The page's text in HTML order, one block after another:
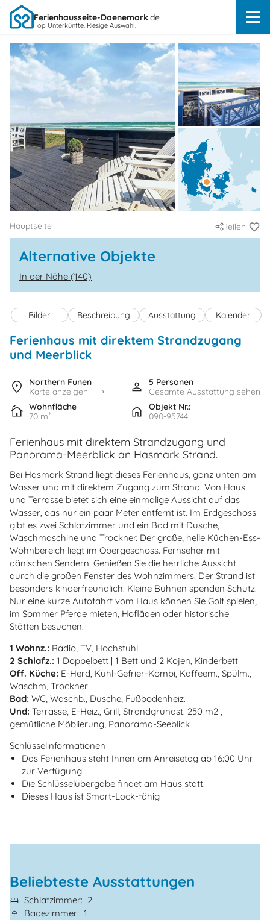
Ferienhausseite-Daenemark.de
Top Unterkünfte. Riesige Auswahl.
Hauptseite Teilen
Alternative Objekte
In der Nähe (140)
Bilder Beschreibung Ausstattung Kalender
Ferienhaus mit direktem Strandzugang
und Meerblick
Northern Funen
Karte anzeigen
5 Personen
Gesamte Ausstattung sehen
Wohnfläche
70 m²
Objekt Nr.:
090-95744
Ferienhaus mit direktem Strandzugang und
Panorama-Meerblick an Hasmark Strand.
Bei Hasmark Strand liegt dieses Ferienhaus, ganz unten am
Wasser und mit direktem Zugang zum Strand. Von Haus
und Terrasse bietet sich eine einmalige Aussicht auf das
Wasser, das nur ein paar Meter entfernt ist. Im Erdgeschoss
gibt es zwei Schlafzimmer und ein Bad mit Dusche,
Waschmaschine und Trockner. Der große, helle Küchen-Ess-
Wohnbereich liegt im Obergeschoss. Fernseher mit
dänischen Sendern. Genießen Sie die herrliche Aussicht
durch die großen Fenster des Wohnzimmers. Der Strand ist
besonders kinderfreundlich. Kleine Buhnen spenden Schutz.
Nur eine kurze Autofahrt vom Haus können Sie Golf spielen,
im Sommer Pferde mieten, Hofläden oder historische
Stätten besuchen.
1 Wohnz.: Radio, TV, Hochstuhl
2 Schlafz.: 1 Doppelbett | 1 Bett und 2 Kojen, Kinderbett
Off. Küche: E-Herd, Kühl-Gefrier-Kombi, Kaffeem., Spülm.,
Waschm, Trockner
Bad: WC, Waschb., Dusche, Fußbodenheiz.
Und: Terrasse, E-Heiz., Grill, Strandgrundst. 250 m2 ,
gemütliche Möblierung, Panorama-Seeblick
Schlüsselinformationen
Das Ferienhaus steht Ihnen am Anreisetag ab 16:00 Uhr
zur Verfügung.
Die Schlüsselübergabe findet am Haus statt.
Dieses Haus ist Smart-Lock-fähig
Beliebteste Ausstattungen
Schlafzimmer
2
Badezimmer 1